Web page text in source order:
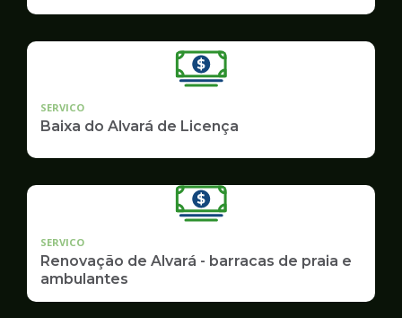
SERVICO
Baixa do Alvará de Licença
SERVICO
Renovação de Alvará - barracas de praia e
ambulantes